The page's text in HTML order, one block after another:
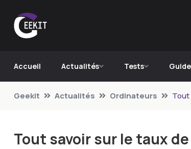
Accueil Actualités Tests
Geekit Actualités Ordinateurs Tout
Tout savoir sur le taux